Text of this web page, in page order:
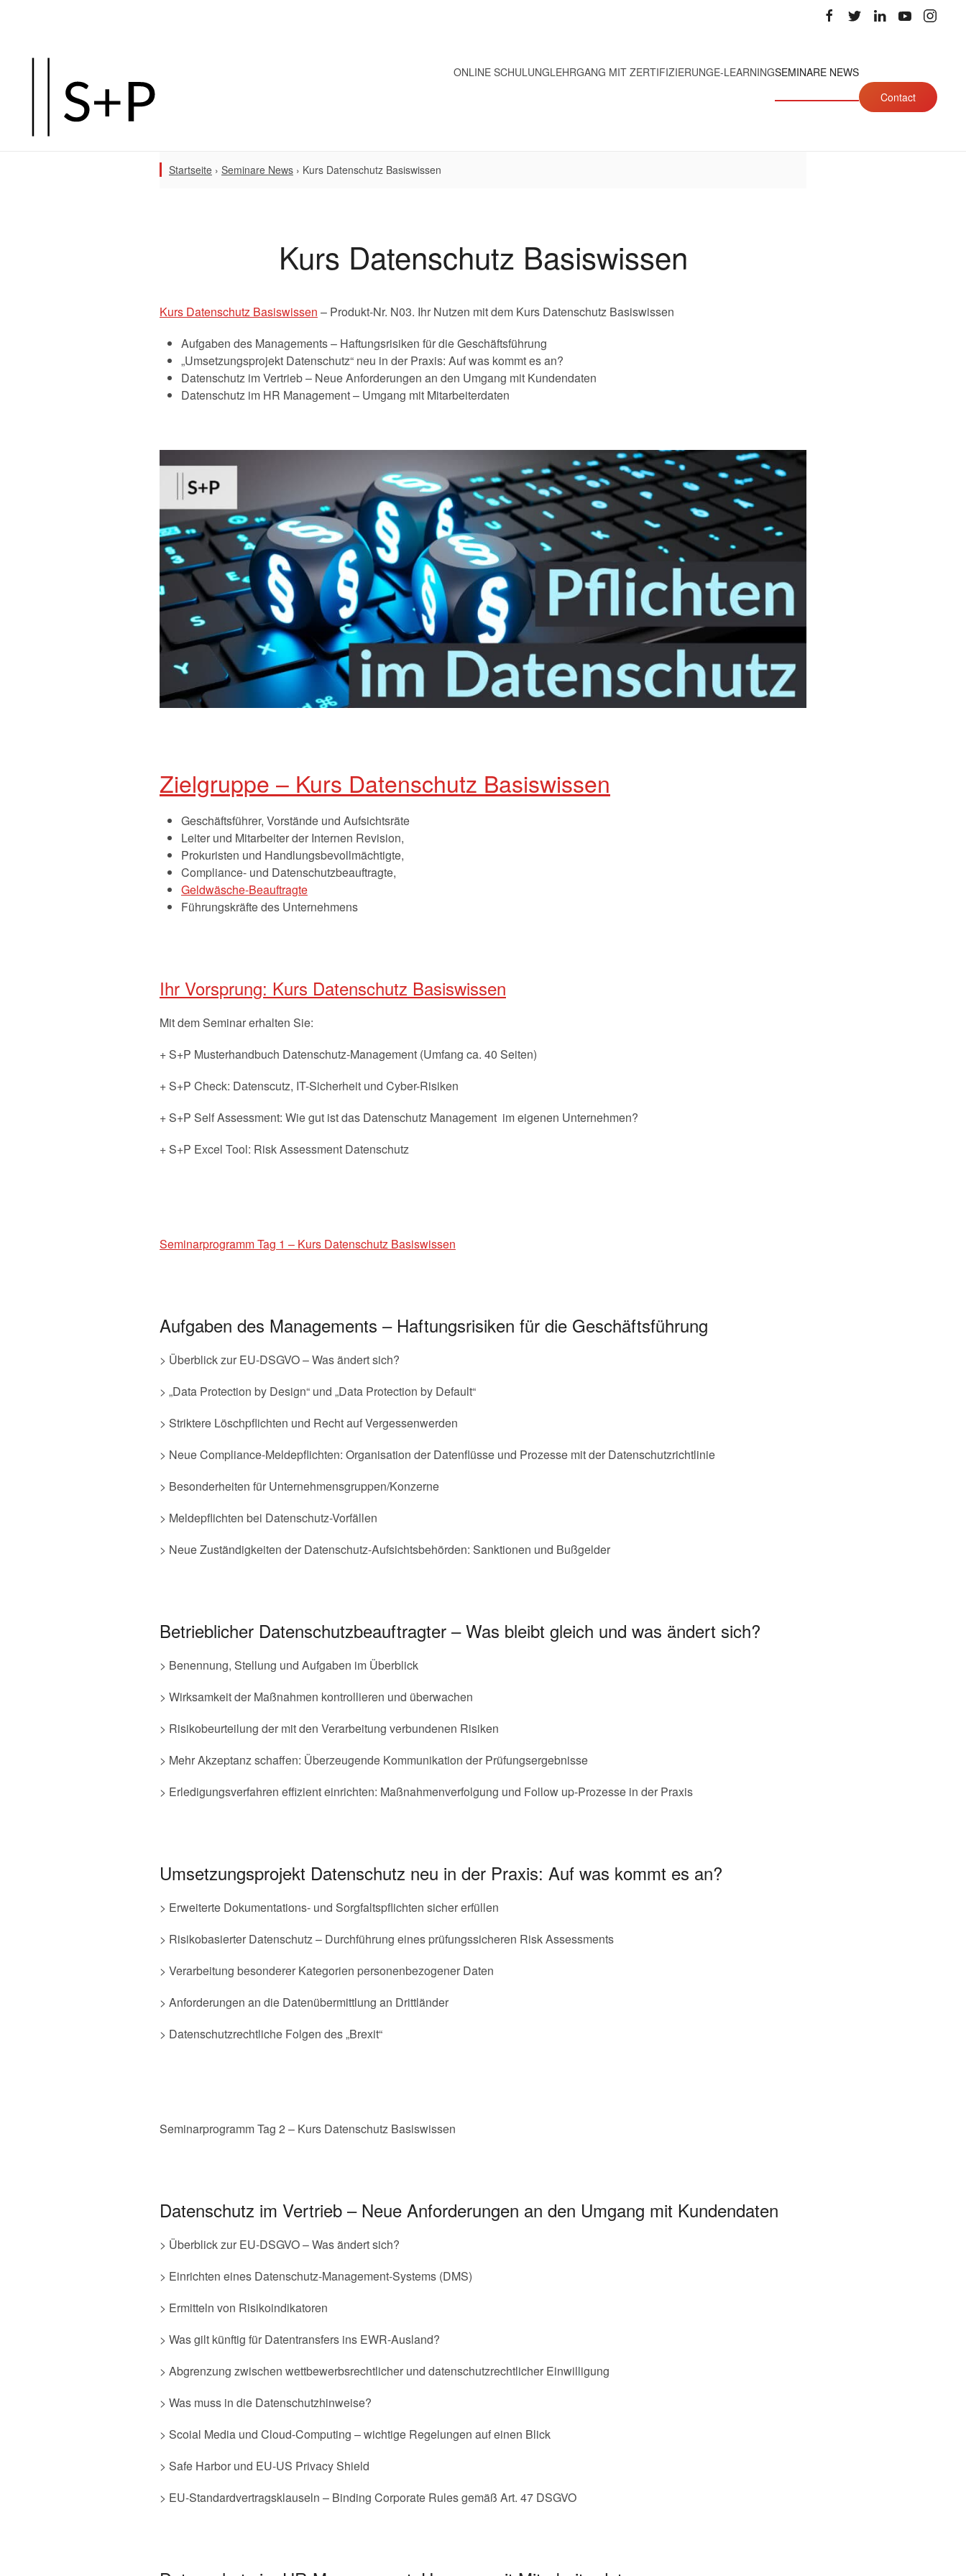
ONLINE SCHULUNGLEHRGANG MIT ZERTIFIZIERUNGE-LEARNINGSEMINARE NEWS
Contact
Startseite › Seminare News › Kurs Datenschutz Basiswissen
Kurs Datenschutz Basiswissen
Kurs Datenschutz Basiswissen – Produkt-Nr. N03. Ihr Nutzen mit dem Kurs Datenschutz Basiswissen
Aufgaben des Managements – Haftungsrisiken für die Geschäftsführung
„Umsetzungsprojekt Datenschutz“ neu in der Praxis: Auf was kommt es an?
Datenschutz im Vertrieb – Neue Anforderungen an den Umgang mit Kundendaten
Datenschutz im HR Management – Umgang mit Mitarbeiterdaten
Zielgruppe – Kurs Datenschutz Basiswissen
Geschäftsführer, Vorstände und Aufsichtsräte
Leiter und Mitarbeiter der Internen Revision,
Prokuristen und Handlungsbevollmächtigte,
Compliance- und Datenschutzbeauftragte,
Geldwäsche-Beauftragte
Führungskräfte des Unternehmens
Ihr Vorsprung: Kurs Datenschutz Basiswissen
Mit dem Seminar erhalten Sie:
+ S+P Musterhandbuch Datenschutz-Management (Umfang ca. 40 Seiten)
+ S+P Check: Datenscutz, IT-Sicherheit und Cyber-Risiken
+ S+P Self Assessment: Wie gut ist das Datenschutz Management im eigenen Unternehmen?
+ S+P Excel Tool: Risk Assessment Datenschutz
Seminarprogramm Tag 1 – Kurs Datenschutz Basiswissen
Aufgaben des Managements – Haftungsrisiken für die Geschäftsführung
> Überblick zur EU-DSGVO – Was ändert sich?
> „Data Protection by Design“ und „Data Protection by Default“
> Striktere Löschpflichten und Recht auf Vergessenwerden
> Neue Compliance-Meldepflichten: Organisation der Datenflüsse und Prozesse mit der Datenschutzrichtlinie
> Besonderheiten für Unternehmensgruppen/Konzerne
> Meldepflichten bei Datenschutz-Vorfällen
> Neue Zuständigkeiten der Datenschutz-Aufsichtsbehörden: Sanktionen und Bußgelder
Betrieblicher Datenschutzbeauftragter – Was bleibt gleich und was ändert sich?
> Benennung, Stellung und Aufgaben im Überblick
> Wirksamkeit der Maßnahmen kontrollieren und überwachen
> Risikobeurteilung der mit den Verarbeitung verbundenen Risiken
> Mehr Akzeptanz schaffen: Überzeugende Kommunikation der Prüfungsergebnisse
> Erledigungsverfahren effizient einrichten: Maßnahmenverfolgung und Follow up-Prozesse in der Praxis
Umsetzungsprojekt Datenschutz neu in der Praxis: Auf was kommt es an?
> Erweiterte Dokumentations- und Sorgfaltspflichten sicher erfüllen
> Risikobasierter Datenschutz – Durchführung eines prüfungssicheren Risk Assessments
> Verarbeitung besonderer Kategorien personenbezogener Daten
> Anforderungen an die Datenübermittlung an Drittländer
> Datenschutzrechtliche Folgen des „Brexit“
Seminarprogramm Tag 2 – Kurs Datenschutz Basiswissen
Datenschutz im Vertrieb – Neue Anforderungen an den Umgang mit Kundendaten
> Überblick zur EU-DSGVO – Was ändert sich?
> Einrichten eines Datenschutz-Management-Systems (DMS)
> Ermitteln von Risikoindikatoren
> Was gilt künftig für Datentransfers ins EWR-Ausland?
> Abgrenzung zwischen wettbewerbsrechtlicher und datenschutzrechtlicher Einwilligung
> Was muss in die Datenschutzhinweise?
> Scoial Media und Cloud-Computing – wichtige Regelungen auf einen Blick
> Safe Harbor und EU-US Privacy Shield
> EU-Standardvertragsklauseln – Binding Corporate Rules gemäß Art. 47 DSGVO